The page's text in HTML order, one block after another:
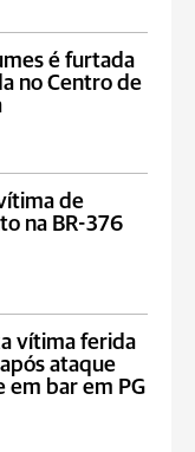
é furtada
no Centro de
de
na BR-376
vítima ferida
ataque
em bar em PG